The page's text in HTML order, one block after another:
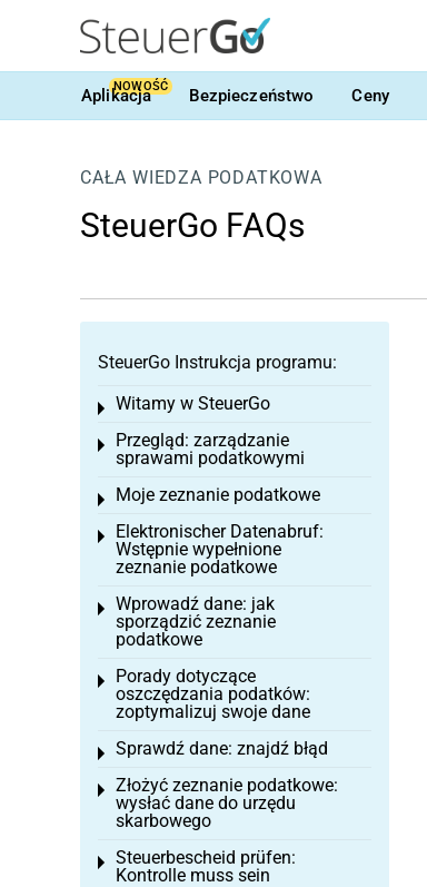
Aplikacja
NOWOŚĆ Bezpieczeństwo Ceny
CAŁA WIEDZA PODATKOWA
SteuerGo FAQs
SteuerGo Instrukcja programu:
Witamy w SteuerGo
Toggle menu
Przegląd: zarządzanie
sprawami podatkowymi
Toggle menu
Moje zeznanie podatkowe
Toggle menu
Elektronischer Datenabruf:
Wstępnie wypełnione
zeznanie podatkowe
Toggle menu
Wprowadź dane: jak
sporządzić zeznanie
podatkowe
Toggle menu
Porady dotyczące
oszczędzania podatków:
zoptymalizuj swoje dane
Toggle menu
Sprawdź dane: znajdź błąd
Toggle menu
Złożyć zeznanie podatkowe:
wysłać dane do urzędu
skarbowego
Toggle menu
Steuerbescheid prüfen:
Kontrolle muss sein
Toggle menu